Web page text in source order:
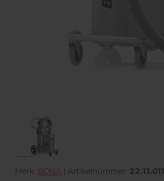
Merk: BONA | Artikelnummer: 22.11.011